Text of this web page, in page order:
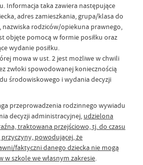
Informacja taka zawiera następujące
adres zamieszkania, grupa/klasa do
nazwiska rodziców/opiekuna prawnego,
objęte pomocą w formie posiłku oraz
wydanie posiłku.
mowa w ust. 2 jest możliwe w chwili
zwłoki spowodowanej koniecznością
środowiskowego i wydania decyzji
przeprowadzenia rodzinnego wywiadu
decyzji administracyjnej, udzielona
traktowana przejściowo, tj. do czasu
powodującej, że
faktyczni danego dziecka nie mogą
w szkole we własnym zakresie.